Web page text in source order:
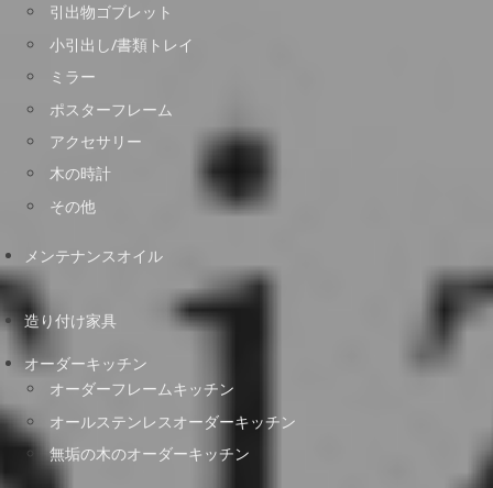
引出物ゴブレット
小引出し/書類トレイ
ミラー
ポスターフレーム
アクセサリー
木の時計
その他
メンテナンスオイル
造り付け家具
オーダーキッチン
オーダーフレームキッチン
オールステンレスオーダーキッチン
無垢の木のオーダーキッチン